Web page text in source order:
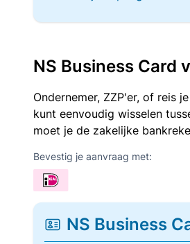
NS Business Card
Ondernemer, ZZP'er, of reis
kunt eenvoudig wisselen
moet je de zakelijke
Bevestig je aanvraag met:
NS Business